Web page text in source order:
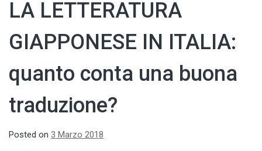
LA LETTERATURA
GIAPPONESE IN ITALIA:
quanto conta una buona
traduzione?
Posted on 3 Marzo 2018